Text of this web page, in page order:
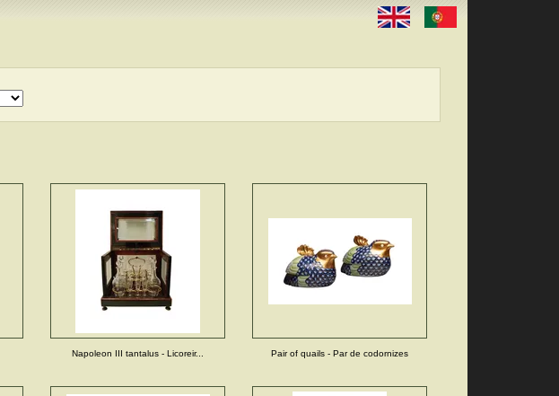
Napoleon III tantalus - Licoreir... Pair of quails - Par de codornizes